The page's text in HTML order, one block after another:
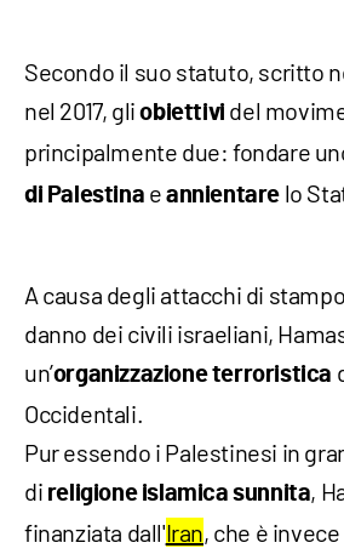
Secondo il suo statuto, scritto
nel 2017, gliobiettivi del
principalmente due: fondare
di Palestina eannientare lo
A causa degli attacchi di
danno dei civili israeliani,
un’organizzazione terroristica
Occidentali.
Pur essendo i Palestinesi in
di religione islamica sunnita,
finanziata dall'Iran, che è